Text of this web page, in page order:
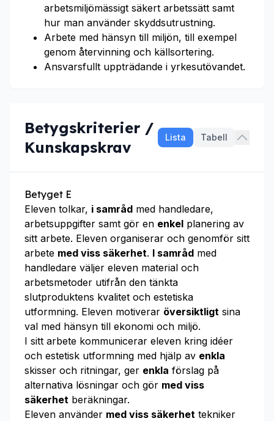
arbetsmiljömässigt säkert arbetssätt samt
hur man använder skyddsutrustning.
Arbete med hänsyn till miljön, till exempel
genom återvinning och källsortering.
Ansvarsfullt uppträdande i yrkesutövandet.
Betygskriterier /
Kunskapskrav
Lista Tabell
Betyget E
Eleven tolkar, i samråd med handledare,
arbetsuppgifter samt gör en enkel planering av
sitt arbete. Eleven organiserar och genomför sitt
arbete med viss säkerhet. I samråd med
handledare väljer eleven material och
arbetsmetoder utifrån den tänkta
slutproduktens kvalitet och estetiska
utformning. Eleven motiverar översiktligt sina
val med hänsyn till ekonomi och miljö.
I sitt arbete kommunicerar eleven kring idéer
och estetisk utformning med hjälp av enkla
skisser och ritningar, ger enkla förslag på
alternativa lösningar och gör med viss
säkerhet beräkningar.
Eleven använder med viss säkerhet tekniker